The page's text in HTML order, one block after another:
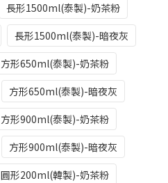
長形1500ml(泰製)-奶茶粉
長形1500ml(泰製)-暗夜灰
方形650ml(泰製)-奶茶粉
方形650ml(泰製)-暗夜灰
方形900ml(泰製)-奶茶粉
方形900ml(泰製)-暗夜灰
圓形200ml(韓製)-奶茶粉